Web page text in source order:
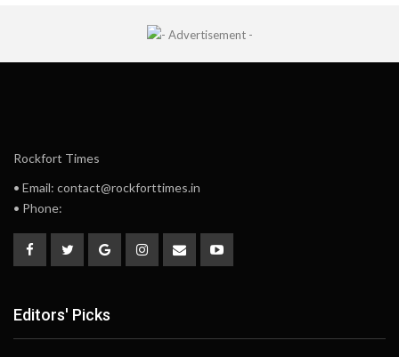
Rockfort Times
• Email: contact@rockforttimes.in
• Phone:
Editors' Picks